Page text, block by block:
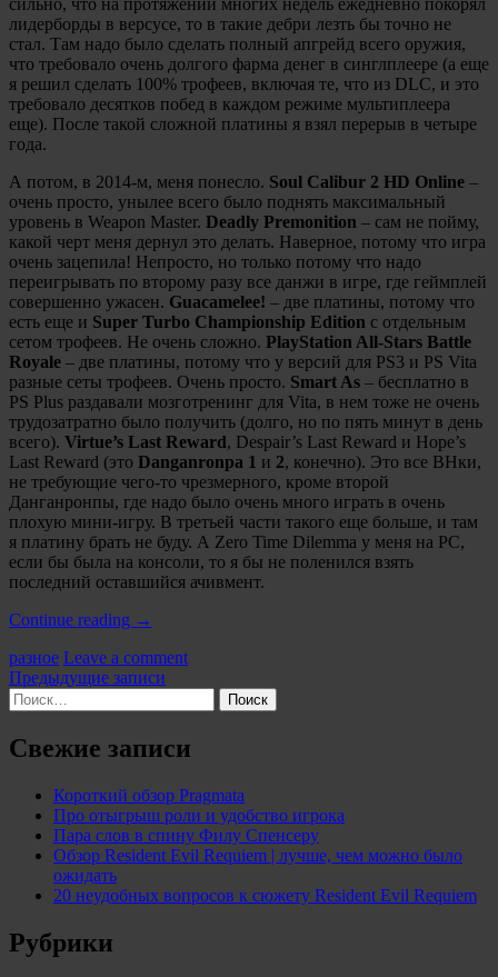
сильно, что на протяжении многих недель ежедневно покорял
лидерборды в версусе, то в такие дебри лезть бы точно не
стал. Там надо было сделать полный апгрейд всего оружия,
что требовало очень долгого фарма денег в синглплеере (а еще
я решил сделать 100% трофеев, включая те, что из DLC, и это
требовало десятков побед в каждом режиме мультиплеера
еще). После такой сложной платины я взял перерыв в четыре
года.
А потом, в 2014-м, меня понесло. Soul Calibur 2 HD Online –
очень просто, унылее всего было поднять максимальный
уровень в Weapon Master. Deadly Premonition – сам не пойму,
какой черт меня дернул это делать. Наверное, потому что игра
очень зацепила! Непросто, но только потому что надо
переигрывать по второму разу все данжи в игре, где геймплей
совершенно ужасен. Guacamelee! – две платины, потому что
есть еще и Super Turbo Championship Edition с отдельным
сетом трофеев. Не очень сложно. PlayStation All-Stars Battle
Royale – две платины, потому что у версий для PS3 и PS Vita
разные сеты трофеев. Очень просто. Smart As – бесплатно в
PS Plus раздавали мозготренинг для Vita, в нем тоже не очень
трудозатратно было получить (долго, но по пять минут в день
всего). Virtue’s Last Reward, Despair’s Last Reward и Hope’s
Last Reward (это Danganronpa 1 и 2, конечно). Это все ВНки,
не требующие чего-то чрезмерного, кроме второй
Данганронпы, где надо было очень много играть в очень
плохую мини-игру. В третьей части такого еще больше, и там
я платину брать не буду. А Zero Time Dilemma у меня на PC,
если бы была на консоли, то я бы не поленился взять
последний оставшийся ачивмент.
Continue reading «Про
платины»
→
Categories:
разное Leave a comment
Навигация
по
записям
Предыдущие записи
Найти:
Свежие записи
Короткий обзор Pragmata
Про отыгрыш роли и удобство игрока
Пара слов в спину Филу Спенсеру
Обзор Resident Evil Requiem | лучше, чем можно было
ожидать
20 неудобных вопросов к сюжету Resident Evil Requiem
Рубрики